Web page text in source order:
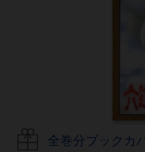
全巻分ブックカ